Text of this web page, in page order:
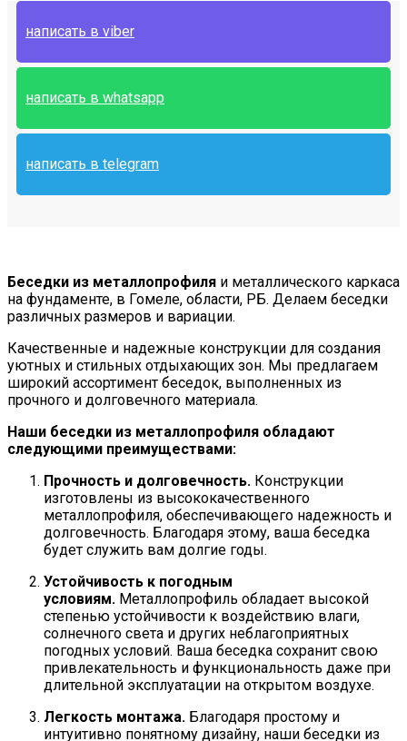
написать в viber
написать в whatsapp
написать в telegram
Беседки из металлопрофиля и металлического каркаса
на фундаменте, в Гомеле, области, РБ. Делаем беседки
различных размеров и вариации.
Качественные и надежные конструкции для создания
уютных и стильных отдыхающих зон. Мы предлагаем
широкий ассортимент беседок, выполненных из
прочного и долговечного материала.
Наши беседки из металлопрофиля обладают
следующими преимуществами:
Прочность и долговечность. Конструкции
изготовлены из высококачественного
металлопрофиля, обеспечивающего надежность и
долговечность. Благодаря этому, ваша беседка
будет служить вам долгие годы.
Устойчивость к погодным
условиям. Металлопрофиль обладает высокой
степенью устойчивости к воздействию влаги,
солнечного света и других неблагоприятных
погодных условий. Ваша беседка сохранит свою
привлекательность и функциональность даже при
длительной эксплуатации на открытом воздухе.
Легкость монтажа. Благодаря простому и
интуитивно понятному дизайну, наши беседки из